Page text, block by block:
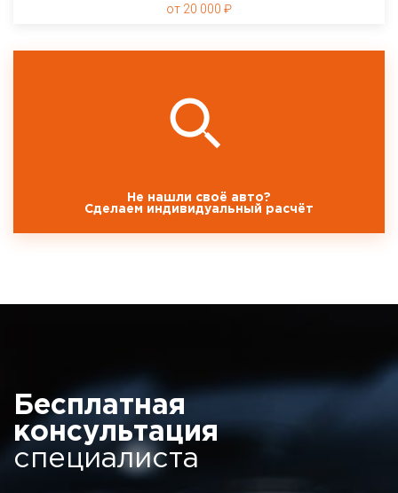
20 000
Не нашли своё авто?
Сделаем индивидуальный расчёт
Бесплатная
консультация
специалиста